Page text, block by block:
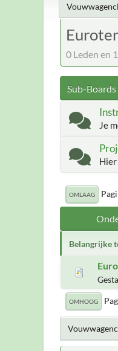
0 Leden en
Sub-Boards
Je
Hier
OMLAAG
Belangrijke
OMHOOG